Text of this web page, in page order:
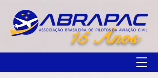
15 Anos